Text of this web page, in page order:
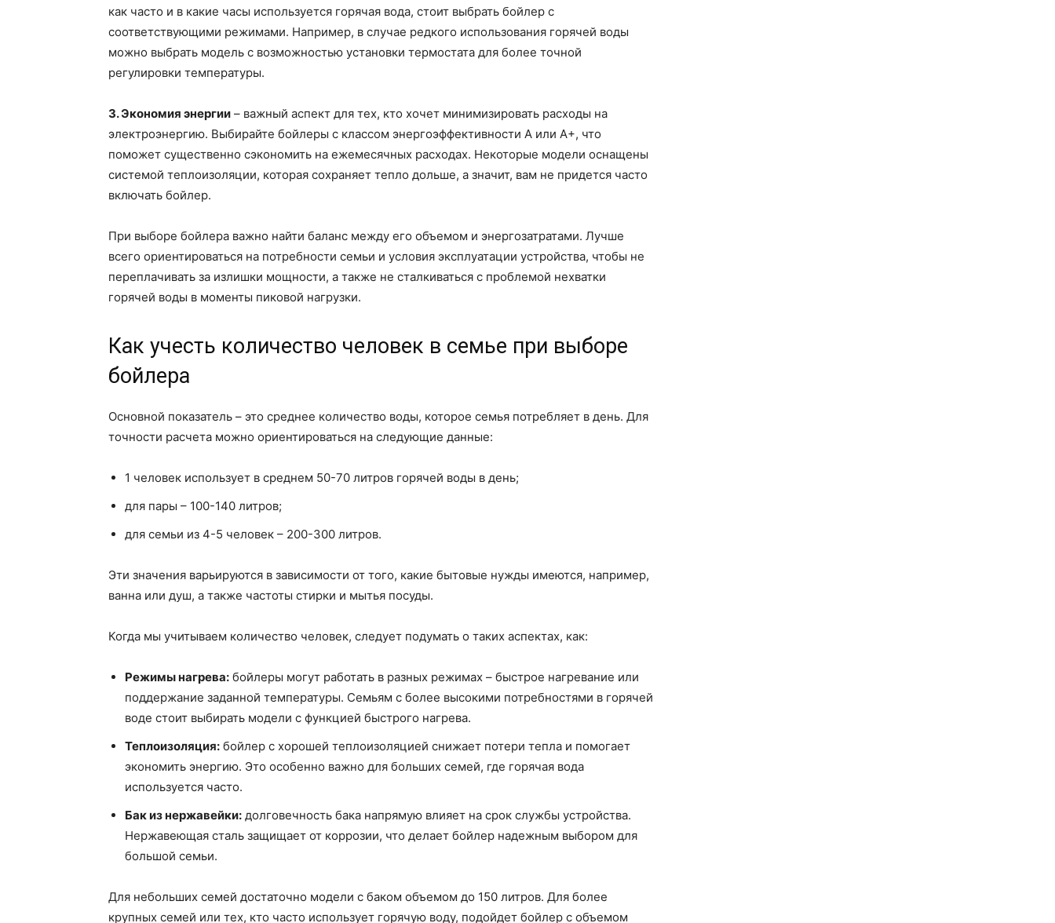
как часто и в какие часы используется горячая вода, стоит выбрать бойлер с
соответствующими режимами. Например, в случае редкого использования горячей воды
можно выбрать модель с возможностью установки термостата для более точной
регулировки температуры.
3. Экономия энергии – важный аспект для тех, кто хочет минимизировать расходы на
электроэнергию. Выбирайте бойлеры с классом энергоэффективности A или A+, что
поможет существенно сэкономить на ежемесячных расходах. Некоторые модели оснащены
системой теплоизоляции, которая сохраняет тепло дольше, а значит, вам не придется часто
включать бойлер.
При выборе бойлера важно найти баланс между его объемом и энергозатратами. Лучше
всего ориентироваться на потребности семьи и условия эксплуатации устройства, чтобы не
переплачивать за излишки мощности, а также не сталкиваться с проблемой нехватки
горячей воды в моменты пиковой нагрузки.
Как учесть количество человек в семье при выборе
бойлера
Основной показатель – это среднее количество воды, которое семья потребляет в день. Для
точности расчета можно ориентироваться на следующие данные:
1 человек использует в среднем 50-70 литров горячей воды в день;
для пары – 100-140 литров;
для семьи из 4-5 человек – 200-300 литров.
Эти значения варьируются в зависимости от того, какие бытовые нужды имеются, например,
ванна или душ, а также частоты стирки и мытья посуды.
Когда мы учитываем количество человек, следует подумать о таких аспектах, как:
Режимы нагрева: бойлеры могут работать в разных режимах – быстрое нагревание или
поддержание заданной температуры. Семьям с более высокими потребностями в горячей
воде стоит выбирать модели с функцией быстрого нагрева.
Теплоизоляция: бойлер с хорошей теплоизоляцией снижает потери тепла и помогает
экономить энергию. Это особенно важно для больших семей, где горячая вода
используется часто.
Бак из нержавейки: долговечность бака напрямую влияет на срок службы устройства.
Нержавеющая сталь защищает от коррозии, что делает бойлер надежным выбором для
большой семьи.
Для небольших семей достаточно модели с баком объемом до 150 литров. Для более
крупных семей или тех, кто часто использует горячую воду, подойдет бойлер с объемом